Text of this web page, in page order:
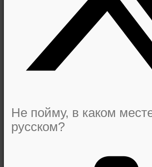
Не пойму, в каком
русском?